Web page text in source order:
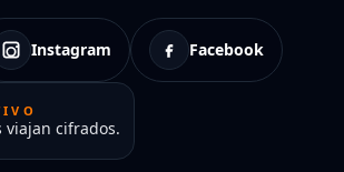
Instagram Facebook
viajan cifrados.